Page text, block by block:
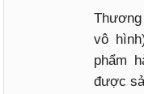
vô
phẩm
được